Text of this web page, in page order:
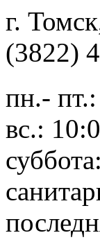
г.
(3822)
пн.-
вс.: